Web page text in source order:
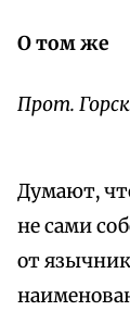
О том же
Прот.
Думают,
не сами
от